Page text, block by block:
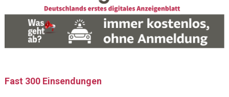
Fast 300 Einsendungen